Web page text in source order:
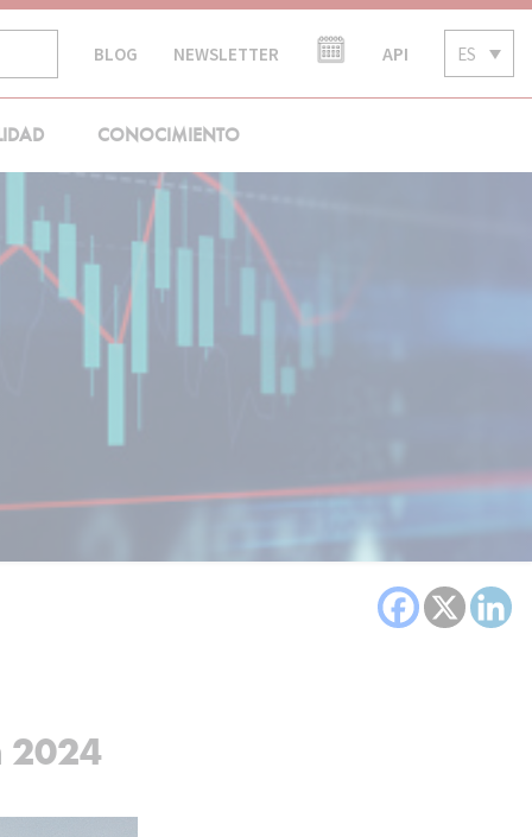
BLOG NEWSLETTER API ES
CONOCIMIENTO
2024